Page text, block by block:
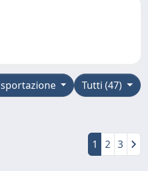
Tutti (47)
1 2 3